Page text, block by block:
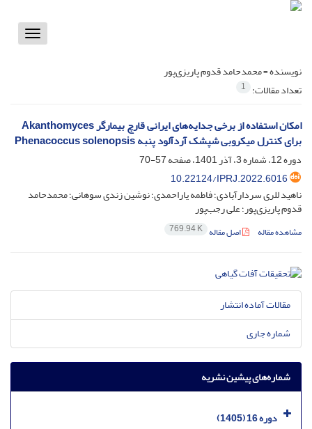
Toggle
نویسنده =محمدحامد قدوم پاریزی‌پور
تعداد مقالات: 1
امکان استفاده از برخی جدایه‌های ایرانی قارچ بیمارگر Akanthomyces
برای کنترل میکروبی شپشک آردآلود پنبه Phenacoccus solenopsis
دوره 12، شماره 3، آذر 1401، صفحه
57-70
10.22124/IPRJ.2022.6016
ناهید للری سردارآبادی؛ فاطمه یاراحمدی؛ نوشین زندی سوهانی؛ محمدحامد
قدوم پاریزی‌پور؛ علی رجب‌پور
مشاهده مقاله اصل مقاله 769.94 K
مقالات آماده انتشار
شماره جاری
شماره‌های پیشین نشریه
دوره 16 (1405)